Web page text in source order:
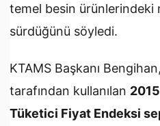
temel besin ürünlerindeki
sürdüğünü söyledi.
KTAMS Başkanı
tarafından kullanılan
Tüketici Fiyat Endeksi